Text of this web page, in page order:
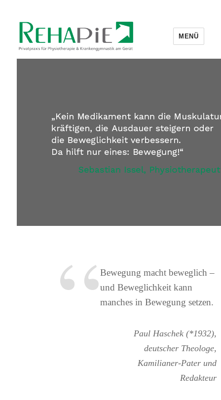
MENÜ
Bewegung macht beweglich –
und Beweglichkeit kann
manches in Bewegung setzen.
Paul Haschek (*1932),
deutscher Theologe,
Kamilianer-Pater und
Redakteur